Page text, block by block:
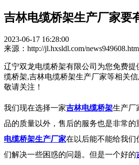
吉林电缆桥架生产厂家要
2023-06-17 16:28:00
来源：http://jl.hxsldl.com/
辽宁双龙电缆桥架有限公司为您免费提
缆桥架,吉林电缆桥架生产厂家等相关信
敬请关注！
我们现在选择一家吉林电缆桥架生产厂
品的质量以外，售后的服务也是非常的
电缆桥架生产厂家在以后能不能给我们
们解决一些困惑的问题。但是一个好的